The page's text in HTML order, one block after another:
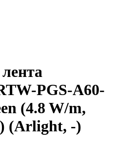
PGS-A60-
(4.8 W/m,
(Arlight, -)